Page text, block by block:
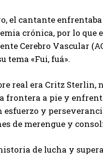
el cantante
crónica, por lo que
Cerebro Vascular
tema «Fui, fuá».
real era Critz Sterlin,
frontera a pie y
esfuerzo y
de merengue y
de lucha y